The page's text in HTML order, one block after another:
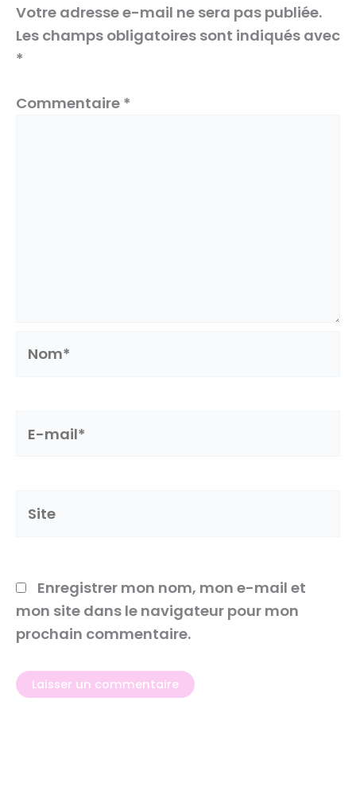
Votre adresse e-mail ne sera pas publiée.
Les champs obligatoires sont indiqués avec
*
Commentaire *
mail*
Enregistrer mon nom, mon e-mail et
mon site dans le navigateur pour mon
prochain commentaire.